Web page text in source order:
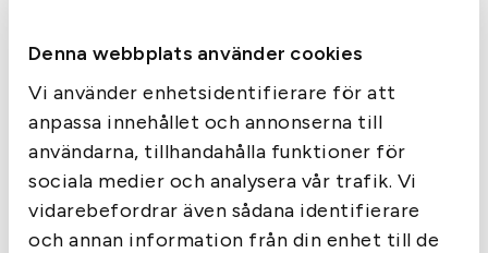
Denna webbplats använder cookies
Vi använder enhetsidentifierare för att
anpassa innehållet och annonserna till
användarna, tillhandahålla funktioner för
sociala medier och analysera vår trafik. Vi
vidarebefordrar även sådana identifierare
och annan information från din enhet till de